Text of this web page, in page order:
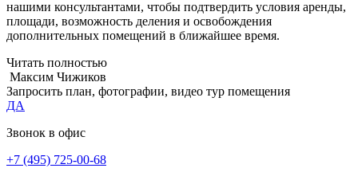
нашими консультантами, чтобы подтвердить условия аренды,
площади, возможность деления и освобождения
дополнительных помещений в ближайшее время.
Читать полностью
Максим Чижиков
Запросить план, фотографии, видео тур помещения
ДА
Звонок в офис
+7 (495) 725-00-68